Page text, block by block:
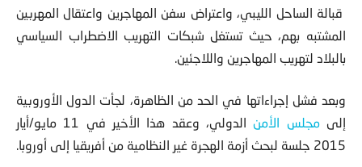
قبالة الساحل الليبي، واعتراض سفن المهاجرين واعتقال المهربين
المشتبه بهم، حيث تستغل شبكات التهريب الاضطراب السياسي
بالبلاد لتهريب المهاجرين واللاجئين.
وبعد فشل إجراءاتها في الحد من الظاهرة، لجأت الدول الأوروبية
إلىمجلس الأمن
الدولي، وعقد هذا الأخير في 11 مايو/أيار
2015 جلسة لبحث أزمة الهجرة غير النظامية من أفريقيا إلى أوروبا.